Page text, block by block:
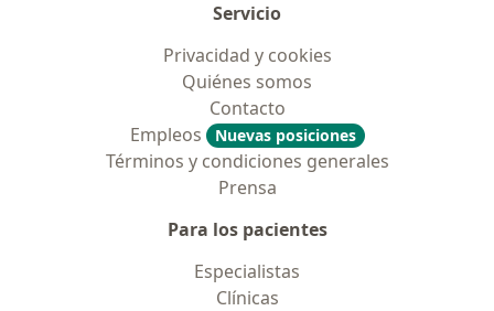
Servicio
Privacidad y cookies
Quiénes somos
Contacto
Empleos
Nuevas posiciones
Términos y condiciones generales
Prensa
Para los pacientes
Especialistas
Clínicas